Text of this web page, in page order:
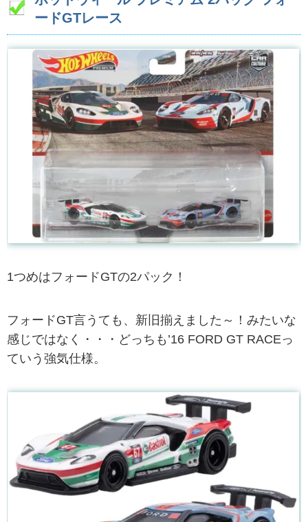
ードGTレース
1つめはフォードGTの2パック！
フォードGT言うても、新旧揃えました～！みたいな
感じではなく・・・どっちも’16 FORD GT RACEっ
ていう強気仕様。